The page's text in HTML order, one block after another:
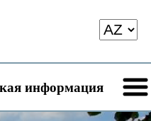
информация